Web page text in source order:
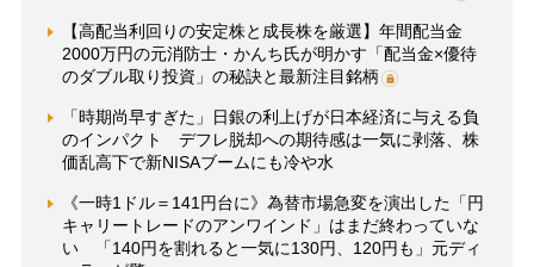
【高配当利回りの安定株と成長株を厳選】年間配当金
2000万円の元消防士・かんち氏が明かす「配当金×優待
のダブル取り投資」の秘訣と最新注目銘柄
「時期尚早すぎた」日銀の利上げが日本経済に与える負
のインパクト デフレ脱却への期待感は一気に剥落、株
価乱高下で新NISAブームにも冷や水
《一時1ドル＝141円台に》為替市場急変を演出した「円
キャリートレードのアンワインド」はまだ終わっていな
い 「140円を割れると一気に130円、120円も」元ディ